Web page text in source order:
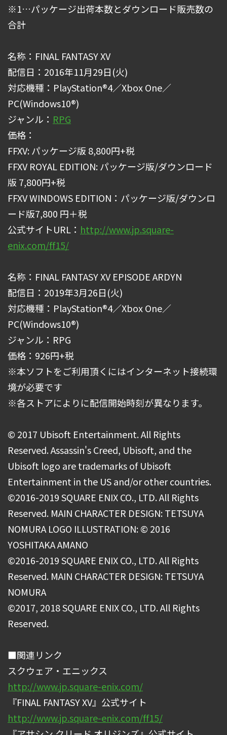
※1…パッケージ出荷本数とダウンロード販売数の
合計
名称：FINAL FANTASY XV
配信日：2016年11月29日(火)
対応機種：PlayStation®4／Xbox One／
PC(Windows10®)
ジャンル： RPG
価格：
FFXV: パッケージ版 8,800円+税
FFXV ROYAL EDITION: パッケージ版/ダウンロード
版 7,800円+税
FFXV WINDOWS EDITION：パッケージ版/ダウンロ
ード版7,800 円＋税
公式サイトURL： http://www.jp.square-
enix.com/ff15/
名称：FINAL FANTASY XV EPISODE ARDYN
配信日：2019年3月26日(火)
対応機種：PlayStation®4／Xbox One／
PC(Windows10®)
ジャンル：RPG
価格：926円+税
※本ソフトをご利用頂くにはインターネット接続環
境が必要です
※各ストアによりに配信開始時刻が異なります。
© 2017 Ubisoft Entertainment. All Rights
Reserved. Assassin's Creed, Ubisoft, and the
Ubisoft logo are trademarks of Ubisoft
Entertainment in the US and/or other countries.
©2016-2019 SQUARE ENIX CO., LTD. All Rights
Reserved. MAIN CHARACTER DESIGN: TETSUYA
NOMURA LOGO ILLUSTRATION: © 2016
YOSHITAKA AMANO
©2016-2019 SQUARE ENIX CO., LTD. All Rights
Reserved. MAIN CHARACTER DESIGN: TETSUYA
NOMURA
©2017, 2018 SQUARE ENIX CO., LTD. All Rights
Reserved.
■関連リンク
スクウェア・エニックス
http://www.jp.square-enix.com/
『FINAL FANTASY XV』公式サイト
http://www.jp.square-enix.com/ff15/